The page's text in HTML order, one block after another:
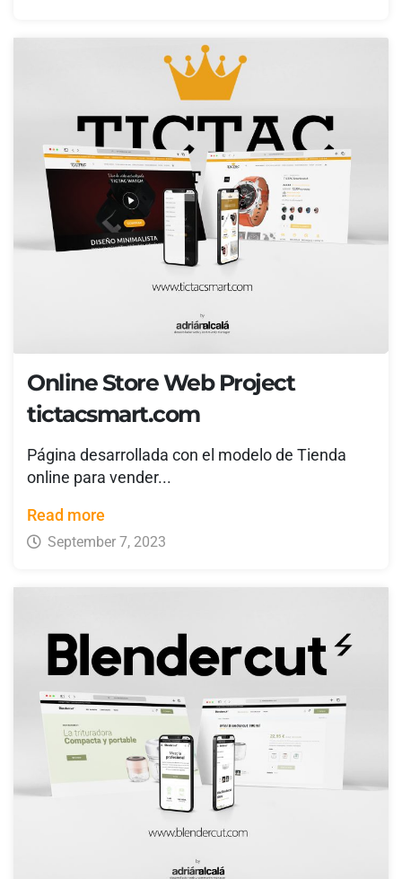
Online Store Web Project
tictacsmart.com
Página desarrollada con el modelo de Tienda
online para vender...
Read more
September 7, 2023